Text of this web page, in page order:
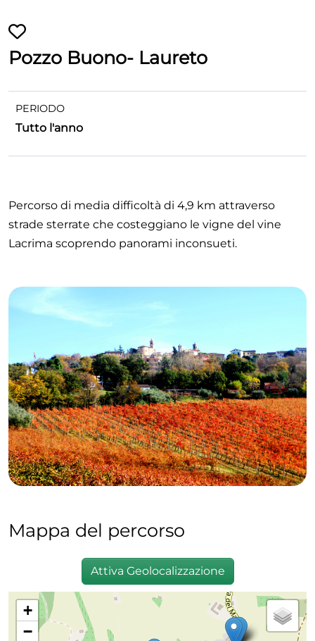
Pozzo Buono- Laureto
PERIODO
Tutto l'anno
Percorso di media difficoltà di 4,9 km attraverso
strade sterrate che costeggiano le vigne del vine
Lacrima scoprendo panorami inconsueti.
Mappa del percorso
Attiva Geolocalizzazione
+
−